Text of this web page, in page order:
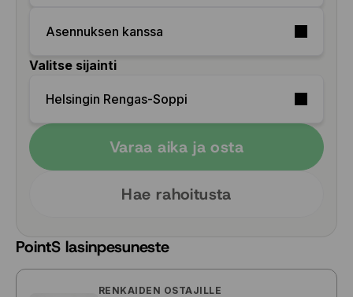
Asennuksen kanssa
Valitse sijainti
Helsingin Rengas-Soppi
Varaa aika ja osta
Hae rahoitusta
PointS lasinpesuneste
RENKAIDEN OSTAJILLE